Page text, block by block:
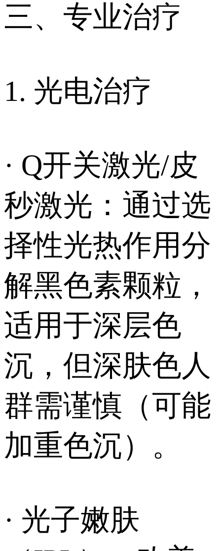
三、专业治疗
1. 光电治疗
· Q开关激光/皮
秒激光：通过选
择性光热作用分
解黑色素颗粒，
适用于深层色
沉，但深肤色人
群需谨慎（可能
加重色沉）。
· 光子嫩肤